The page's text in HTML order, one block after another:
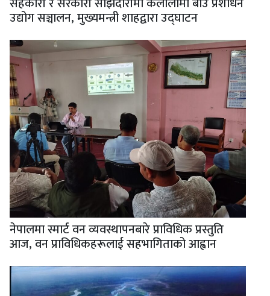
उद्योग सञ्चालन, मुख्यमन्त्री शाहद्वारा उद्घाटन
नेपालमा स्मार्ट वन व्यवस्थापनबारे प्राविधिक प्रस्तुति
आज, वन प्राविधिकहरूलाई सहभागिताको आह्वान